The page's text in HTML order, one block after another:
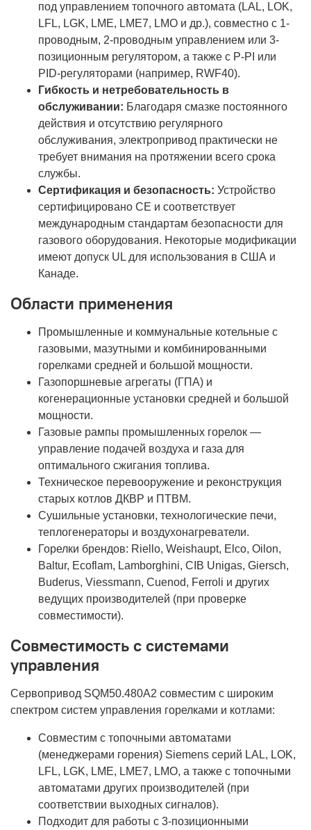
под управлением топочного автомата (LAL, LOK,
LFL, LGK, LME, LME7, LMO и др.), совместно с 1-
проводным, 2-проводным управлением или 3-
позиционным регулятором, а также с P-PI или
PID-регуляторами (например, RWF40).
Гибкость и нетребовательность в
обслуживании: Благодаря смазке постоянного
действия и отсутствию регулярного
обслуживания, электропривод практически не
требует внимания на протяжении всего срока
службы.
Сертификация и безопасность: Устройство
сертифицировано CE и соответствует
международным стандартам безопасности для
газового оборудования. Некоторые модификации
имеют допуск UL для использования в США и
Канаде.
Области применения
Промышленные и коммунальные котельные с
газовыми, мазутными и комбинированными
горелками средней и большой мощности.
Газопоршневые агрегаты (ГПА) и
когенерационные установки средней и большой
мощности.
Газовые рампы промышленных горелок —
управление подачей воздуха и газа для
оптимального сжигания топлива.
Техническое перевооружение и реконструкция
старых котлов ДКВР и ПТВМ.
Сушильные установки, технологические печи,
теплогенераторы и воздухонагреватели.
Горелки брендов: Riello, Weishaupt, Elco, Oilon,
Baltur, Ecoflam, Lamborghini, CIB Unigas, Giersch,
Buderus, Viessmann, Cuenod, Ferroli и других
ведущих производителей (при проверке
совместимости).
Совместимость с системами
управления
Сервопривод SQM50.480A2 совместим с широким
спектром систем управления горелками и котлами:
Совместим с топочными автоматами
(менеджерами горения) Siemens серий LAL, LOK,
LFL, LGK, LME, LME7, LMO, а также с топочными
автоматами других производителей (при
соответствии выходных сигналов).
Подходит для работы с 3-позиционными